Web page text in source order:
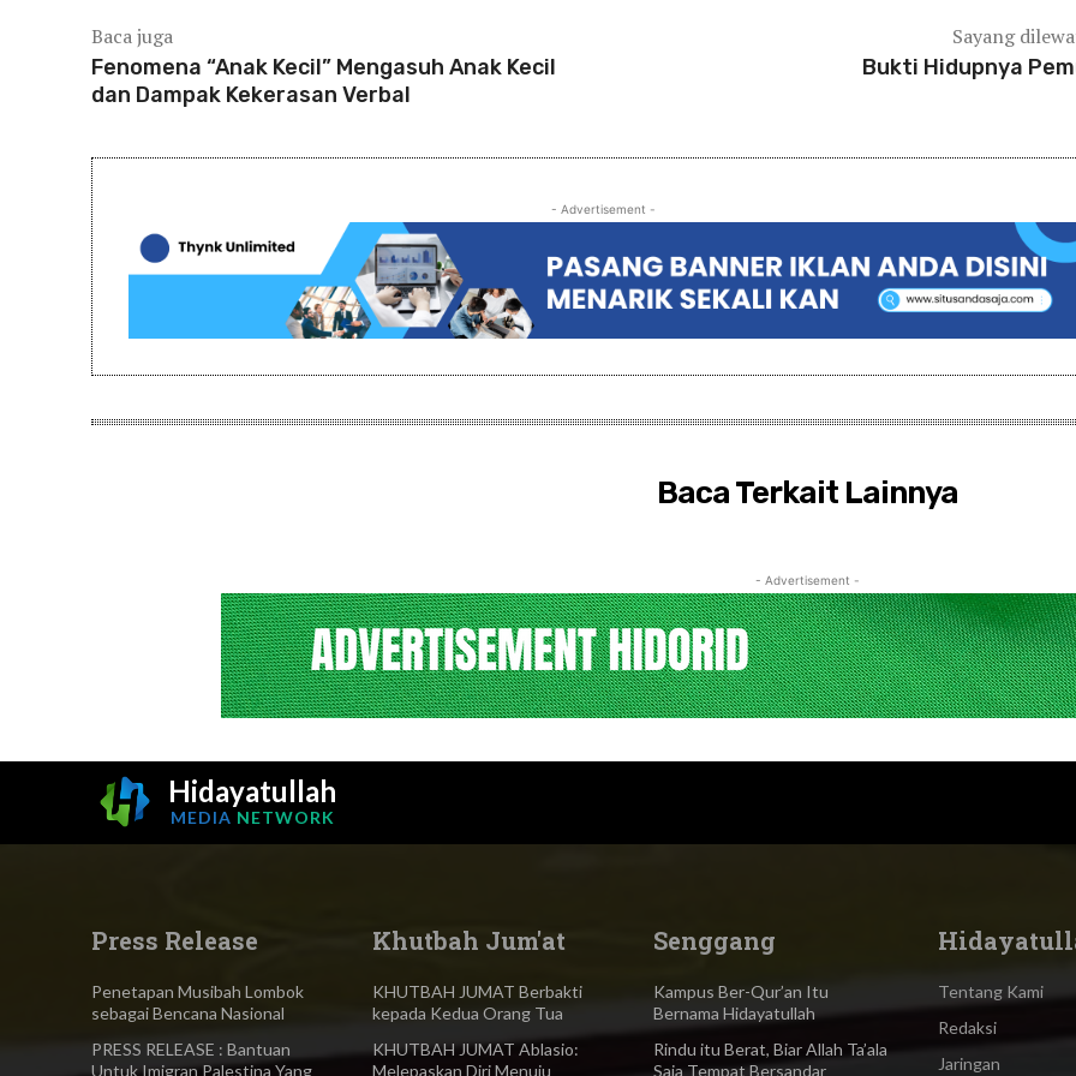
Baca juga
Fenomena “Anak Kecil” Mengasuh Anak Kecil
dan Dampak Kekerasan Verbal
Sayang
Bukti Hidupnya
- Advertisement -
Baca Terkait Lainnya
- Advertisement -
Hidayatullah
MEDIA NETWORK
Press Release
Penetapan Musibah Lombok
sebagai Bencana Nasional
PRESS RELEASE : Bantuan
Untuk Imigran Palestina Yang
Khutbah Jum'at
KHUTBAH JUMAT Berbakti
kepada Kedua Orang Tua
KHUTBAH JUMAT Ablasio:
Melepaskan Diri Menuju
Senggang
Kampus Ber-Qur’an Itu
Bernama Hidayatullah
Rindu itu Berat, Biar Allah Ta’ala
Saja Tempat Bersandar
Tentang Kami
Redaksi
Jaringan